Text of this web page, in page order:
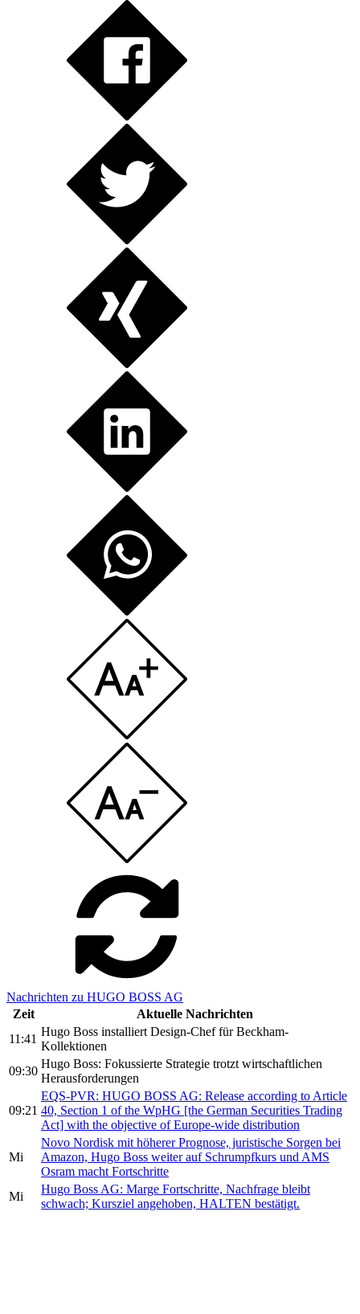
Nachrichten zu HUGO BOSS AG
Zeit
Aktuelle Nachrichten
11:41
Hugo Boss installiert Design-Chef für Beckham-
Kollektionen
09:30
Hugo Boss: Fokussierte Strategie trotzt wirtschaftlichen
Herausforderungen
09:21
EQS-PVR: HUGO BOSS AG: Release according to Article
40, Section 1 of the WpHG [the German Securities Trading
Act] with the objective of Europe-wide distribution
Mi
Novo Nordisk mit höherer Prognose, juristische Sorgen bei
Amazon, Hugo Boss weiter auf Schrumpfkurs und AMS
Osram macht Fortschritte
Mi
Hugo Boss AG: Marge Fortschritte, Nachfrage bleibt
schwach; Kursziel angehoben, HALTEN bestätigt.